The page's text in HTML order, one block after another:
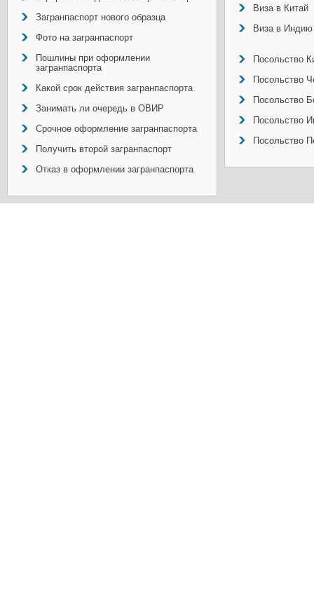
Загранпаспорт нового образца
Фото на загранпаспорт
Пошлины при оформлении
загранпаспорта
Какой срок действия загранпаспорта
Занимать ли очередь в ОВИР
Срочное оформление загранпаспорта
Получить второй загранпаспорт
Отказ в оформлении загранпаспорта
Виза в Китай
Виза в Индию
Посольство
Посольство
Посольство
Посольство
Посольство